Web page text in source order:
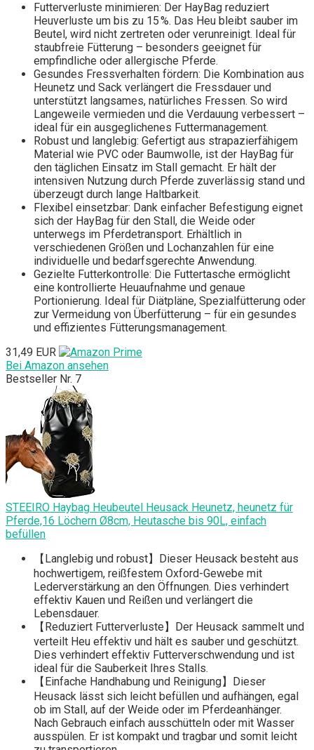
Futterverluste minimieren: Der HayBag reduziert
Heuverluste um bis zu 15 %. Das Heu bleibt sauber im
Beutel, wird nicht zertreten oder verunreinigt. Ideal für
staubfreie Fütterung – besonders geeignet für
empfindliche oder allergische Pferde.
Gesundes Fressverhalten fördern: Die Kombination aus
Heunetz und Sack verlängert die Fressdauer und
unterstützt langsames, natürliches Fressen. So wird
Langeweile vermieden und die Verdauung verbessert –
ideal für ein ausgeglichenes Futtermanagement.
Robust und langlebig: Gefertigt aus strapazierfähigem
Material wie PVC oder Baumwolle, ist der HayBag für
den täglichen Einsatz im Stall gemacht. Er hält der
intensiven Nutzung durch Pferde zuverlässig stand und
überzeugt durch lange Haltbarkeit.
Flexibel einsetzbar: Dank einfacher Befestigung eignet
sich der HayBag für den Stall, die Weide oder
unterwegs im Pferdetransport. Erhältlich in
verschiedenen Größen und Lochanzahlen für eine
individuelle und bedarfsgerechte Anwendung.
Gezielte Futterkontrolle: Die Futtertasche ermöglicht
eine kontrollierte Heuaufnahme und genaue
Portionierung. Ideal für Diätpläne, Spezialfütterung oder
zur Vermeidung von Überfütterung – für ein gesundes
und effizientes Fütterungsmanagement.
31,49 EUR
Bei Amazon ansehen
Bestseller Nr. 7
STEEIRO Haybag Heubeutel Heusack Heunetz, heunetz für
Pferde,16 Löchern Ø8cm, Heutasche bis 90L, einfach
befüllen
【Langlebig und robust】Dieser Heusack besteht aus
hochwertigem, reißfestem Oxford-Gewebe mit
Lederverstärkung an den Öffnungen. Dies verhindert
effektiv Kauen und Reißen und verlängert die
Lebensdauer.
【Reduziert Futterverluste】Der Heusack sammelt und
verteilt Heu effektiv und hält es sauber und geschützt.
Dies verhindert effektiv Futterverschwendung und ist
ideal für die Sauberkeit Ihres Stalls.
【Einfache Handhabung und Reinigung】Dieser
Heusack lässt sich leicht befüllen und aufhängen, egal
ob im Stall, auf der Weide oder im Pferdeanhänger.
Nach Gebrauch einfach ausschütteln oder mit Wasser
ausspülen. Er ist kompakt und tragbar und somit leicht